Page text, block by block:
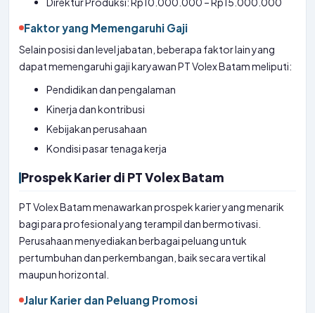
Faktor yang Memengaruhi Gaji
Selain posisi dan level jabatan, beberapa faktor lain yang
dapat memengaruhi gaji karyawan PT Volex Batam meliputi:
Pendidikan dan pengalaman
Kinerja dan kontribusi
Kebijakan perusahaan
Kondisi pasar tenaga kerja
Prospek Karier di PT Volex Batam
PT Volex Batam menawarkan prospek karier yang menarik
bagi para profesional yang terampil dan bermotivasi.
Perusahaan menyediakan berbagai peluang untuk
pertumbuhan dan perkembangan, baik secara vertikal
maupun horizontal.
Jalur Karier dan Peluang Promosi